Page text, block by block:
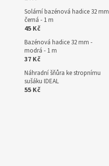
Solární bazénová hadice 32 mm
černá - 1 m
45 Kč
Bazénová hadice 32 mm -
modrá - 1 m
37 Kč
Náhradní šňůra ke stropnímu
sušáku IDEAL
55 Kč